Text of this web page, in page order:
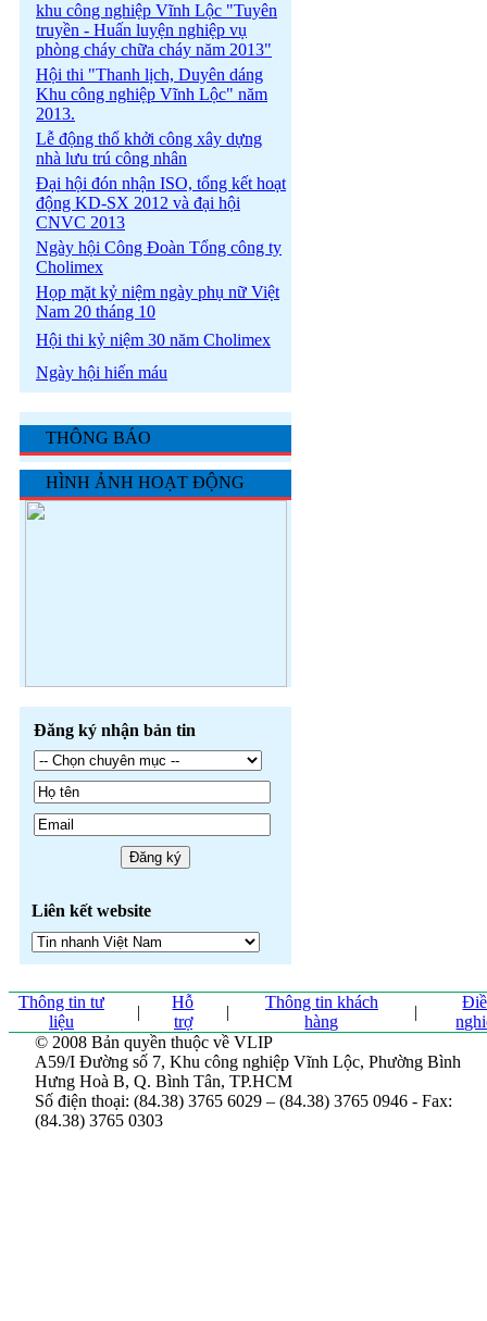
khu công nghiệp Vĩnh Lộc "Tuyên
truyền - Huấn luyện nghiệp vụ
phòng cháy chữa cháy năm 2013"
Hội thi "Thanh lịch, Duyên dáng
Khu công nghiệp Vĩnh Lộc" năm
2013.
Lễ động thổ khởi công xây dựng
nhà lưu trú công nhân
Đại hội đón nhận ISO, tổng kết hoạt
động KD-SX 2012 và đại hội
CNVC 2013
Ngày hội Công Đoàn Tổng công ty
Cholimex
Họp mặt kỷ niệm ngày phụ nữ Việt
Nam 20 tháng 10
Hội thi kỷ niệm 30 năm Cholimex
Ngày hội hiến máu
THÔNG BÁO
HÌNH ẢNH HOẠT ĐỘNG
Đăng ký nhận bản tin
Liên kết website
Thông tin tư
liệu
|
Hỗ
trợ
|
Thông tin khách
hàng
|
© 2008 Bản quyền thuộc về VLIP
A59/I Đường số 7, Khu công nghiệp Vĩnh Lộc, Phường Bình
Hưng Hoà B, Q. Bình Tân, TP.HCM
Số điện thoại: (84.38) 3765 6029 – (84.38) 3765 0946 - Fax:
(84.38) 3765 0303